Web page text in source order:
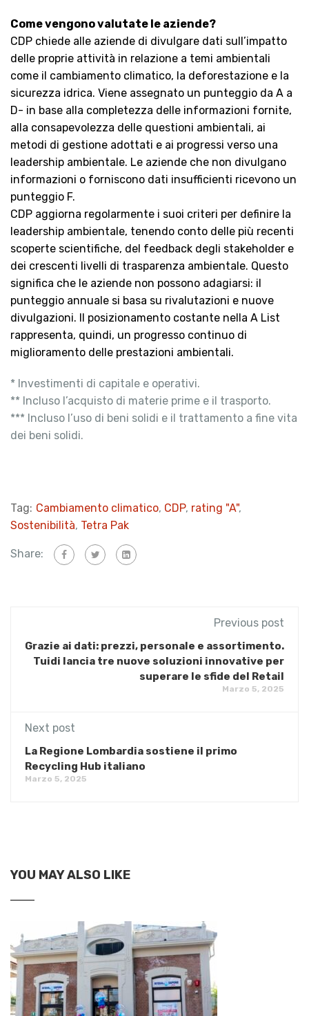
Come vengono valutate le aziende?
CDP chiede alle aziende di divulgare dati sull’impatto
delle proprie attività in relazione a temi ambientali
come il cambiamento climatico, la deforestazione e la
sicurezza idrica. Viene assegnato un punteggio da A a
D- in base alla completezza delle informazioni fornite,
alla consapevolezza delle questioni ambientali, ai
metodi di gestione adottati e ai progressi verso una
leadership ambientale. Le aziende che non divulgano
informazioni o forniscono dati insufficienti ricevono un
punteggio F.
CDP aggiorna regolarmente i suoi criteri per definire la
leadership ambientale, tenendo conto delle più recenti
scoperte scientifiche, del feedback degli stakeholder e
dei crescenti livelli di trasparenza ambientale. Questo
significa che le aziende non possono adagiarsi: il
punteggio annuale si basa su rivalutazioni e nuove
divulgazioni. Il posizionamento costante nella A List
rappresenta, quindi, un progresso continuo di
miglioramento delle prestazioni ambientali.
* Investimenti di capitale e operativi.
** Incluso l’acquisto di materie prime e il trasporto.
*** Incluso l’uso di beni solidi e il trattamento a fine vita
dei beni solidi.
Tag: Cambiamento climatico, CDP, rating "A",
Sostenibilità, Tetra Pak
Share:
Previous post
Grazie ai dati: prezzi, personale e assortimento.
Tuidi lancia tre nuove soluzioni innovative per
superare le sfide del Retail
Marzo 5, 2025
Next post
La Regione Lombardia sostiene il primo
Recycling Hub italiano
Marzo 5, 2025
YOU MAY ALSO LIKE